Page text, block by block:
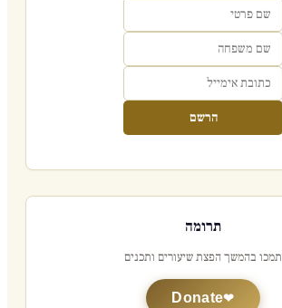
הרשם
תרומה
תמכו בהמשך הפצת שיעורים ותכנים
Donate